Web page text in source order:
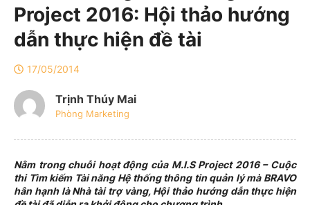
Project 2016: Hội thảo hướng
dẫn thực hiện đề tài
17/05/2014
Trịnh Thúy Mai
Phòng Marketing
Nằm trong chuỗi hoạt động của M.I.S Project 2016 – Cuộc
thi Tìm kiếm Tài năng Hệ thống thông tin quản lý mà BRAVO
hân hạnh là Nhà tài trợ vàng, Hội thảo hướng dẫn thực hiện